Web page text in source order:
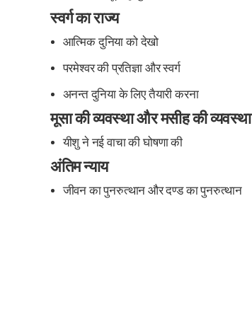
स्वर्ग का राज्य
आत्मिक दुनिया को देखो
परमेश्वर की प्रतिज्ञा और स्वर्ग
अनन्त दुनिया के लिए तैयारी करना
मूसा की व्यवस्था और मसीह की व्यवस्था
यीशु ने नई वाचा की घोषणा की
अंतिम न्याय
जीवन का पुनरुत्थान और दण्ड का पुनरुत्थान